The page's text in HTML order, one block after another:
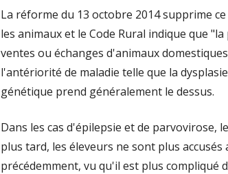
La réforme du 13 octobre 2014 supprime
les animaux et le Code Rural indique que
ventes ou échanges d'animaux
l'antériorité de maladie telle que la
génétique prend généralement le dessus.
Dans les cas d'épilepsie et de parvovirose,
plus tard, les éleveurs ne sont plus
précédemment, vu qu'il est plus compliqué